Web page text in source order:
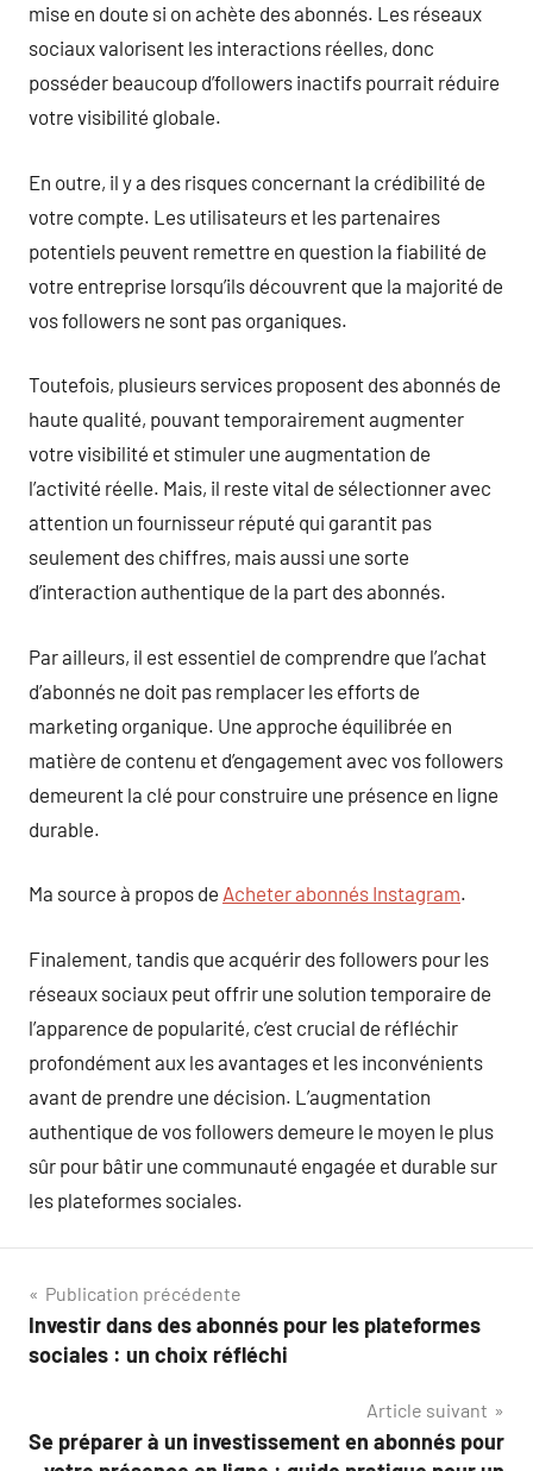
mise en doute si on achète des abonnés. Les réseaux
sociaux valorisent les interactions réelles, donc
posséder beaucoup d’followers inactifs pourrait réduire
votre visibilité globale.
En outre, il y a des risques concernant la crédibilité de
votre compte. Les utilisateurs et les partenaires
potentiels peuvent remettre en question la fiabilité de
votre entreprise lorsqu’ils découvrent que la majorité de
vos followers ne sont pas organiques.
Toutefois, plusieurs services proposent des abonnés de
haute qualité, pouvant temporairement augmenter
votre visibilité et stimuler une augmentation de
l’activité réelle. Mais, il reste vital de sélectionner avec
attention un fournisseur réputé qui garantit pas
seulement des chiffres, mais aussi une sorte
d’interaction authentique de la part des abonnés.
Par ailleurs, il est essentiel de comprendre que l’achat
d’abonnés ne doit pas remplacer les efforts de
marketing organique. Une approche équilibrée en
matière de contenu et d’engagement avec vos followers
demeurent la clé pour construire une présence en ligne
durable.
Ma source à propos de Acheter abonnés Instagram.
Finalement, tandis que acquérir des followers pour les
réseaux sociaux peut offrir une solution temporaire de
l’apparence de popularité, c’est crucial de réfléchir
profondément aux les avantages et les inconvénients
avant de prendre une décision. L’augmentation
authentique de vos followers demeure le moyen le plus
sûr pour bâtir une communauté engagée et durable sur
les plateformes sociales.
Navigation
de
Publication précédente
Investir dans des abonnés pour les plateformes
sociales : un choix réfléchi
Article suivant
Se préparer à un investissement en abonnés pour